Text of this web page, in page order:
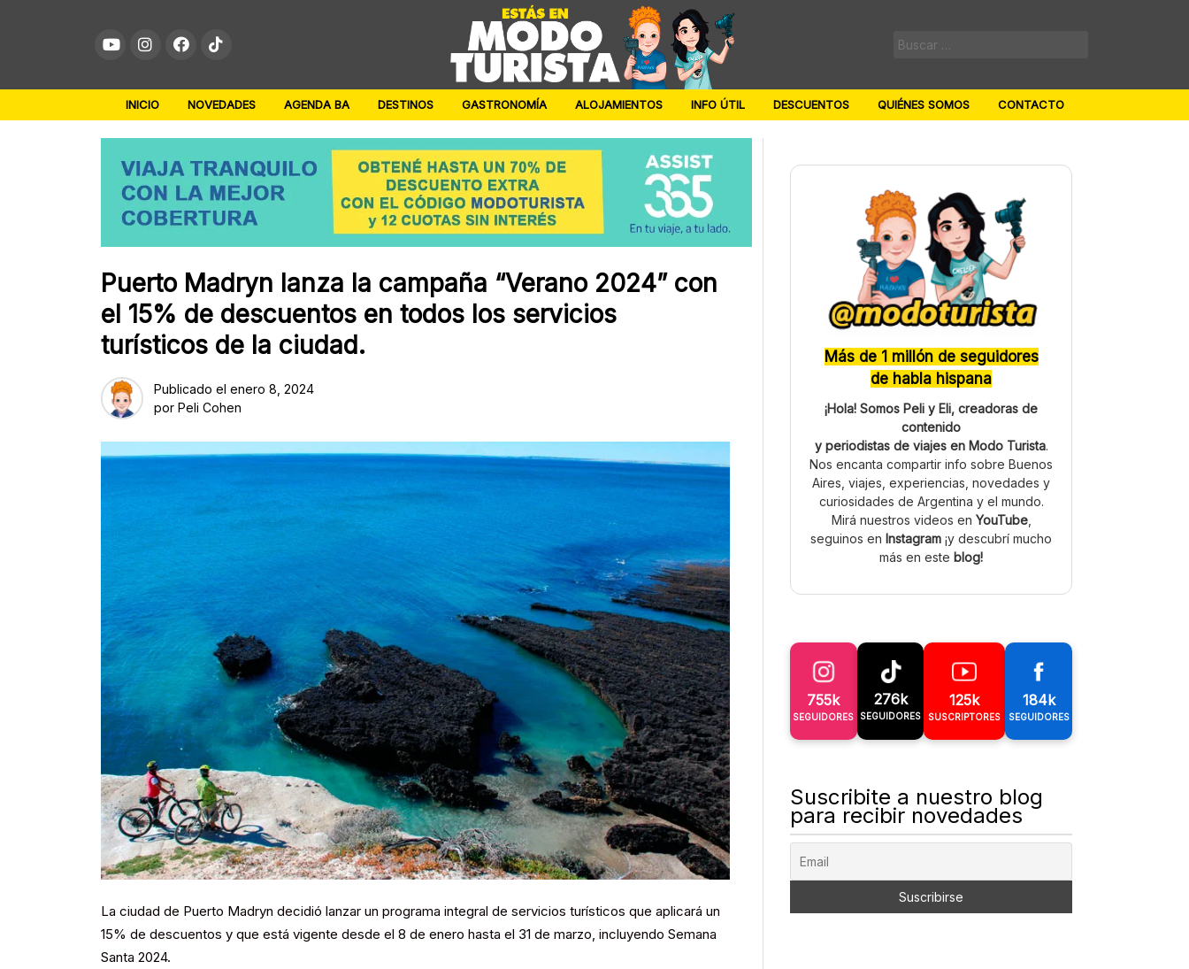
Buscar:
INICIO NOVEDADES AGENDA BA DESTINOS GASTRONOMÍA ALOJAMIENTOS INFO ÚTIL DESCUENTOS QUIÉNES SOMOS CONTACTO
Puerto Madryn lanza la campaña “Verano 2024” con
el 15% de descuentos en todos los servicios
turísticos de la ciudad.
Publicado el enero 8, 2024
por Peli Cohen
La ciudad de Puerto Madryn decidió lanzar un programa integral de servicios turísticos que aplicará un
15% de descuentos y que está vigente desde el 8 de enero hasta el 31 de marzo, incluyendo Semana
Santa 2024.
Más de 1 millón de seguidores
de habla hispana
¡Hola! Somos Peli y Eli, creadoras de
contenido
y periodistas de viajes en Modo Turista.
Nos encanta compartir info sobre Buenos
Aires, viajes, experiencias, novedades y
curiosidades de Argentina y el mundo.
Mirá nuestros videos en YouTube,
seguinos en Instagram ¡y descubrí mucho
más en este blog!
755k
SEGUIDORES
276k
SEGUIDORES
125k
SUSCRIPTORES
184k
SEGUIDORES
Suscribite a nuestro blog
para recibir novedades